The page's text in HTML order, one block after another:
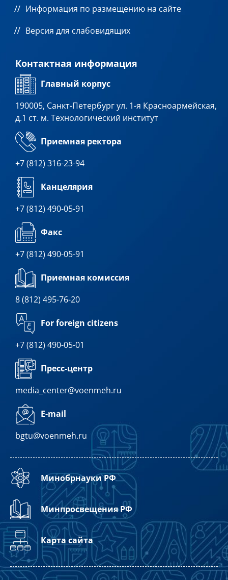
Информация по размещению на сайте
Версия для слабовидящих
Контактная информация
Главный корпус
190005, Санкт-Петербург ул. 1-я Красноармейская,
д.1 ст. м. Технологический институт
Приемная ректора
+7 (812) 316-23-94
Канцелярия
+7 (812) 490-05-91
Факс
+7 (812) 490-05-91
Приемная комиссия
8 (812) 495-76-20
For foreign citizens
+7 (812) 490-05-01
Пресс-центр
media_center@voenmeh.ru
E-mail
bgtu@voenmeh.ru
Минобрнауки РФ
Минпросвещения РФ
Карта сайта